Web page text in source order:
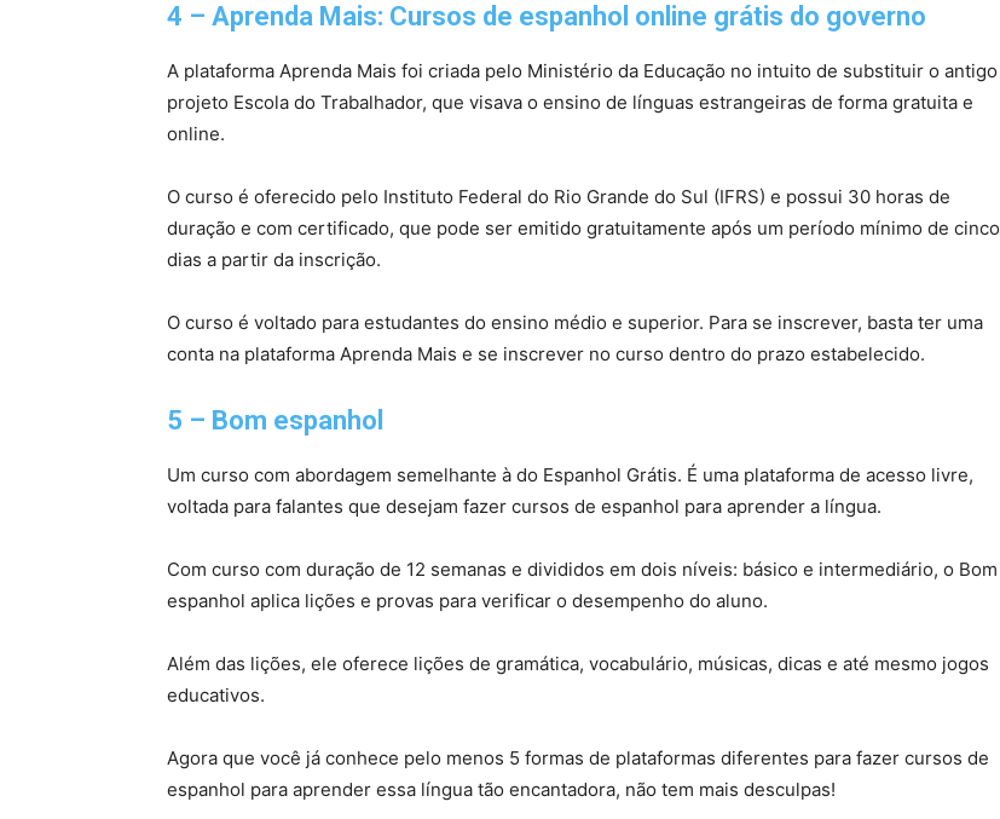
4 – Aprenda Mais: Cursos de espanhol online grátis do governo
A plataforma Aprenda Mais foi criada pelo Ministério da Educação no intuito de substituir o antigo
projeto Escola do Trabalhador, que visava o ensino de línguas estrangeiras de forma gratuita e
online.
O curso é oferecido pelo Instituto Federal do Rio Grande do Sul (IFRS) e possui 30 horas de
duração e com certificado, que pode ser emitido gratuitamente após um período mínimo de cinco
dias a partir da inscrição.
O curso é voltado para estudantes do ensino médio e superior. Para se inscrever, basta ter uma
conta na plataforma Aprenda Mais e se inscrever no curso dentro do prazo estabelecido.
5 – Bom espanhol
Um curso com abordagem semelhante à do Espanhol Grátis. É uma plataforma de acesso livre,
voltada para falantes que desejam fazer cursos de espanhol para aprender a língua.
Com curso com duração de 12 semanas e divididos em dois níveis: básico e intermediário, o Bom
espanhol aplica lições e provas para verificar o desempenho do aluno.
Além das lições, ele oferece lições de gramática, vocabulário, músicas, dicas e até mesmo jogos
educativos.
Agora que você já conhece pelo menos 5 formas de plataformas diferentes para fazer cursos de
espanhol para aprender essa língua tão encantadora, não tem mais desculpas!